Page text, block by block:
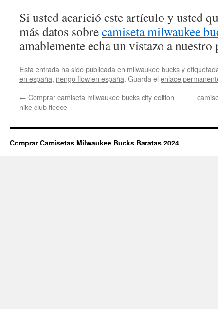
Si usted acarició este artículo y usted
más datos sobrecamiseta milwaukee
amablemente echa un vistazo a
Esta entrada ha sido publicada en milwaukee bucksy
en españa, ñengo flow en españa. Guarda el enlace
← Comprar camiseta milwaukee bucks city edition
nike club fleece
Comprar Camisetas Milwaukee Bucks Baratas 2024